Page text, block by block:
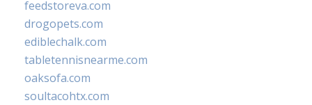
feedstoreva.com
drogopets.com
ediblechalk.com
tabletennisnearme.com
oaksofa.com
soultacohtx.com